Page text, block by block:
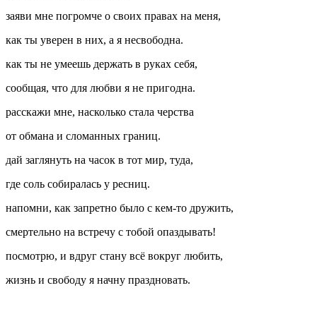
заяви мне погромче о своих правах на меня,
как ты уверен в них, а я несвободна.
как ты не умеешь держать в руках себя,
сообщая, что для любви я не пригодна.
расскажи мне, насколько стала черства
от обмана и сломанных границ.
дай заглянуть на часок в тот мир, туда,
где соль собиралась у ресниц.
напомни, как запретно было с кем-то дружить,
смертельно на встречу с тобой опаздывать!
посмотрю, и вдруг стану всё вокруг любить,
жизнь и свободу я начну праздновать.